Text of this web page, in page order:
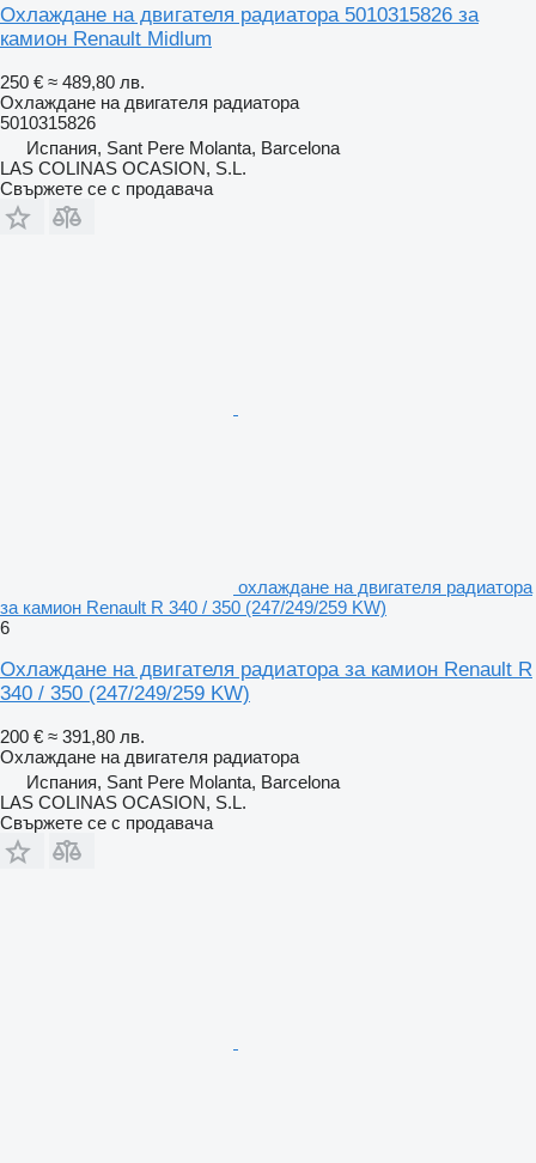
Охлаждане на двигателя радиатора 5010315826 за
камион Renault Midlum
250 € ≈ 489,80 лв.
Охлаждане на двигателя радиатора
5010315826
Испания, Sant Pere Molanta, Barcelona
LAS COLINAS OCASION, S.L.
Свържете се с продавача
охлаждане на двигателя радиатора
за камион Renault R 340 / 350 (247/249/259 KW)
6
Охлаждане на двигателя радиатора за камион Renault R
340 / 350 (247/249/259 KW)
200 € ≈ 391,80 лв.
Охлаждане на двигателя радиатора
Испания, Sant Pere Molanta, Barcelona
LAS COLINAS OCASION, S.L.
Свържете се с продавача